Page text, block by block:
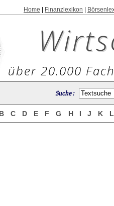
Home Finanzlexikon
über 20.000
Suche :
B C D E F G H I J K